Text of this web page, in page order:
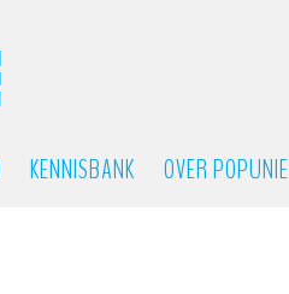
KENNISBANK OVER POPUNIE